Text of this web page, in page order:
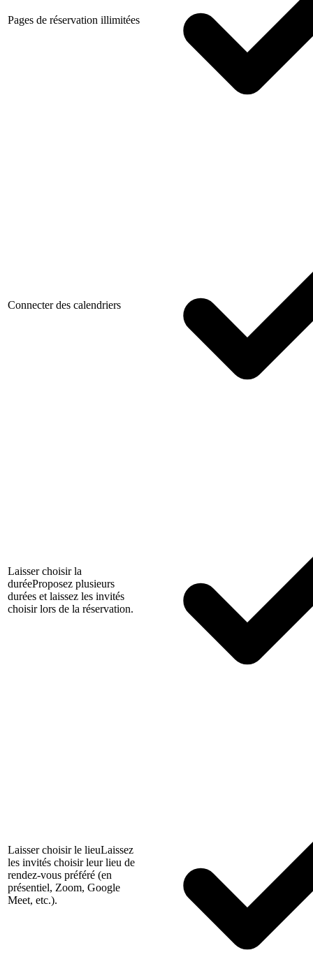
Pages de réservation illimitées
Connecter des calendriers
Laisser choisir la
duréeProposez plusieurs
durées et laissez les invités
choisir lors de la réservation.
Laisser choisir le lieuLaissez
les invités choisir leur lieu de
rendez-vous préféré (en
présentiel, Zoom, Google
Meet, etc.).